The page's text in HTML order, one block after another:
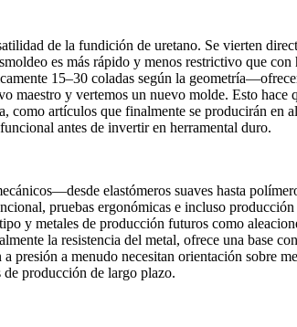
de la fundición de uretano. Se vierten
es más rápido y menos restrictivo que
15–30 coladas según la
y vertemos un nuevo molde. Esto
como artículos que finalmente se producirán en
antes de invertir en herramental duro.
elastómeros suaves hasta
pruebas ergonómicas e incluso
y metales de producción futuros como
la resistencia del metal, ofrece una base
presión a menudo necesitan orientación sobre
producción de largo plazo.